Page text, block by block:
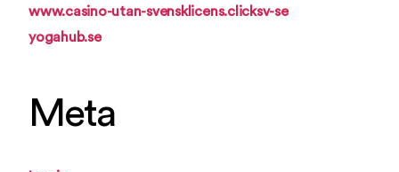
www.casino-utan-svensklicens.clicksv-se
yogahub.se
Meta